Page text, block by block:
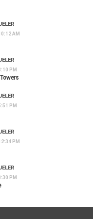
AM
PM
PM
PM
PM